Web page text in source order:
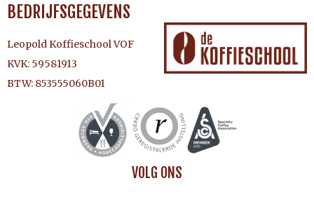
BEDRIJFSGEGEVENS
Leopold Koffieschool VOF
KVK: 59581913
BTW: 853555060B01
VOLG ONS